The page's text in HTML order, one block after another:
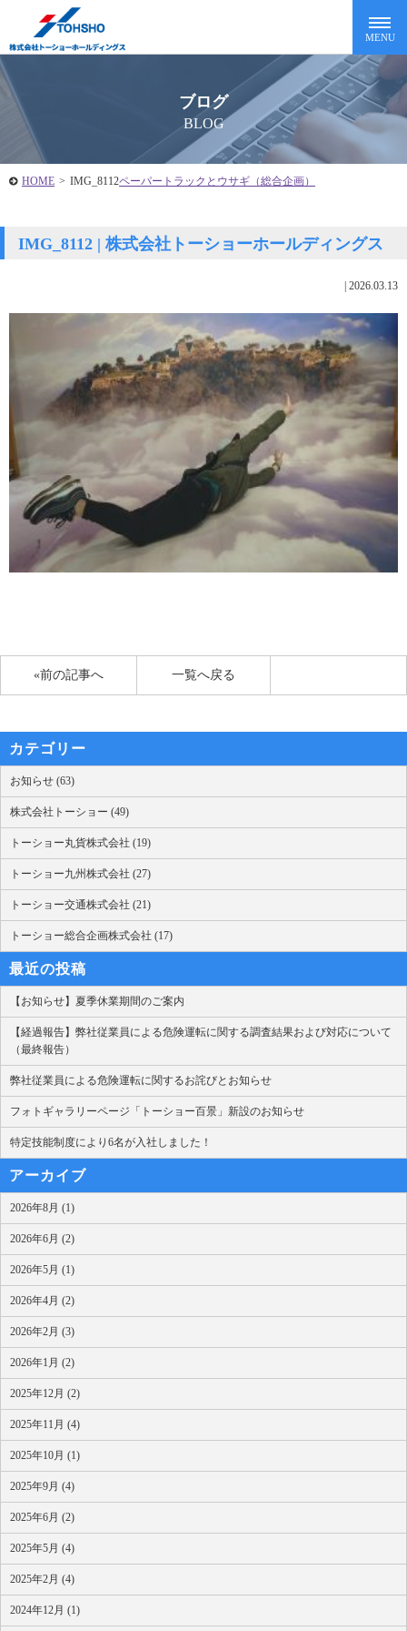
ブログ
BLOG
HOME > ペーパートラックとウサギ（総合企画）
IMG_8112
IMG_8112 | 株式会社トーショーホールディングス
2026.03.13
«前の記事へ 一覧へ戻る
カテゴリー
お知らせ (63)
株式会社トーショー (49)
トーショー丸貨株式会社 (19)
トーショー九州株式会社 (27)
トーショー交通株式会社 (21)
トーショー総合企画株式会社 (17)
最近の投稿
【お知らせ】夏季休業期間のご案内
【経過報告】弊社従業員による危険運転に関する調査結果および対応について
（最終報告）
弊社従業員による危険運転に関するお詫びとお知らせ
フォトギャラリーページ「トーショー百景」新設のお知らせ
特定技能制度により6名が入社しました！
アーカイブ
2026年8月 (1)
2026年6月 (2)
2026年5月 (1)
2026年4月 (2)
2026年2月 (3)
2026年1月 (2)
2025年12月 (2)
2025年11月 (4)
2025年10月 (1)
2025年9月 (4)
2025年6月 (2)
2025年5月 (4)
2025年2月 (4)
2024年12月 (1)